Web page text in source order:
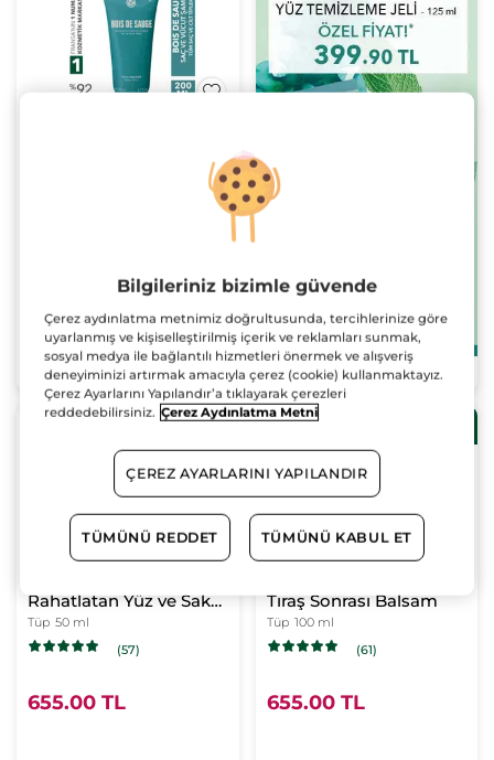
SEPETE EKLE
ÇOK
ÇOK
Her 1000TLye 300TL
Rahatlatan Yüz ve Sakal
Bakım Kremi
Tüp 50 ml
(57)
655.00 TL
ÇOK
ÇOK
Tıraş Sonrası Balsam
Tüp 100 ml
(61)
655.00 TL
Bilgileriniz bizimle güvende
Çerez aydınlatma metnimiz doğrultusunda, tercihlerinize göre
uyarlanmış ve kişiselleştirilmiş içerik ve reklamları sunmak,
sosyal medya ile bağlantılı hizmetleri önermek ve alışveriş
deneyiminizi artırmak amacıyla çerez (cookie) kullanmaktayız.
Çerez Ayarlarını Yapılandır’a tıklayarak çerezleri
reddedebilirsiniz. Çerez Aydınlatma Metni
ÇEREZ AYARLARINI YAPILANDIR
TÜMÜNÜ REDDET TÜMÜNÜ KABUL ET